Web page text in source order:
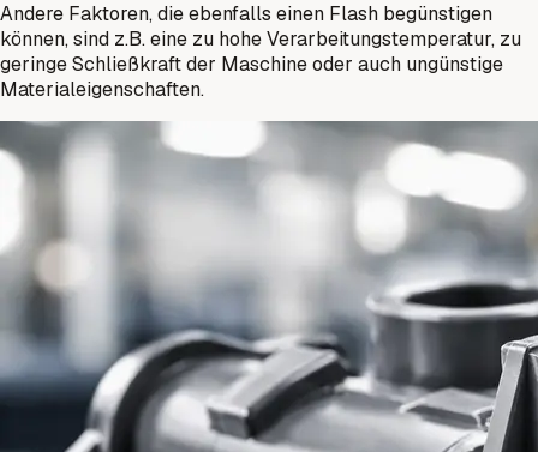
Andere Faktoren, die ebenfalls einen Flash begünstigen
können, sind z.B. eine zu hohe Verarbeitungstemperatur, zu
geringe Schließkraft der Maschine oder auch ungünstige
Materialeigenschaften.